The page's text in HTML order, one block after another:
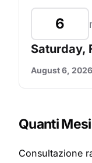
Saturday,
August 6, 2026
Quanti
Consultazione